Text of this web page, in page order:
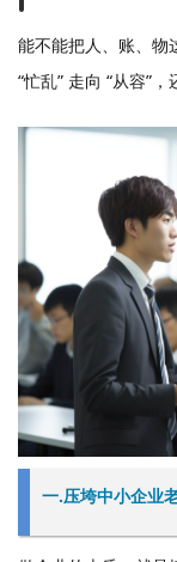
能不能把人、账、物
“忙乱” 走向 “从容”
一.压垮中小企业